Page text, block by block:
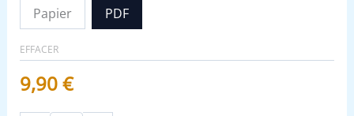
Papier PDF
EFFACER
9,90€